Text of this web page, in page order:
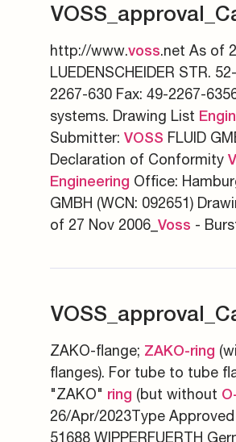
http://www.voss.net As of
LUEDENSCHEIDER STR.
2267-630 Fax: 49-2267-
systems. Drawing List
Submitter: VOSS FLUID
Declaration of Conformity
Engineering Office:
GMBH (WCN: 092651)
of 27 Nov 2006_ Voss -
ZAKO-flange; ZAKO-ring
flanges). For tube to tube
"ZAKO" ring (but without
26/Apr/2023Type Approved
51688 WIPPERFUERTH